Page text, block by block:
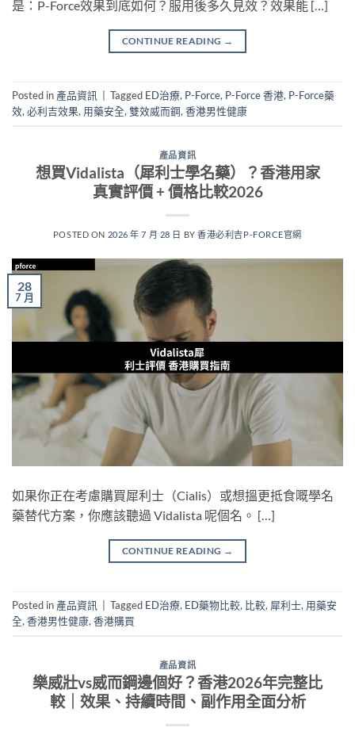
是：P-Force效果到底如何？服用後多久見效？效果能 […]
CONTINUE READING →
Posted in 產品資訊 Tagged ED治療, P-Force, P-Force 香港, P-Force藥
效, 必利吉效果, 用藥安全, 雙效威而鋼, 香港男性健康
產品資訊
想買Vidalista（犀利士學名藥）？香港用家
真實評價 + 價格比較2026
POSTED ON 2026 年 7 月 28 日 BY香港必利吉P-FORCE官網
28
7 月
如果你正在考慮購買犀利士（Cialis）或想搵更抵食嘅學名
藥替代方案，你應該聽過 Vidalista 呢個名。 […]
CONTINUE READING →
Posted in 產品資訊 Tagged ED治療, ED藥物比較, 比較, 犀利士, 用藥安
全, 香港男性健康, 香港購買
產品資訊
樂威壯vs威而鋼邊個好？香港2026年完整比
較｜效果、持續時間、副作用全面分析